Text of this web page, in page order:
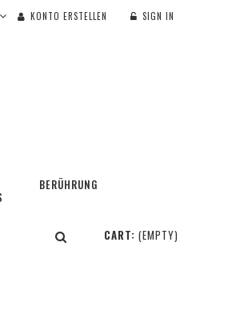
KONTO ERSTELLEN SIGN IN
BERÜHRUNG
CART: (EMPTY)